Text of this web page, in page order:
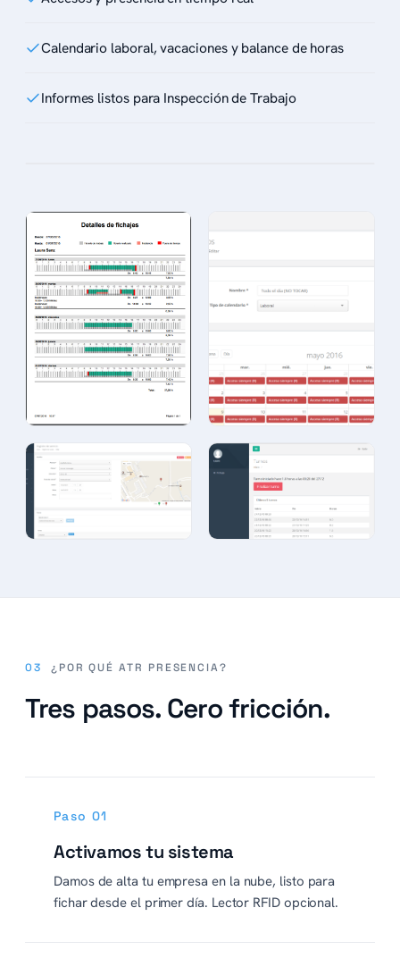
Calendario laboral, vacaciones y balance de horas
Informes listos para Inspección de Trabajo
03 ¿POR QUÉ ATR PRESENCIA?
Tres pasos. Cero fricción.
Paso 01
Activamos tu sistema
Damos de alta tu empresa en la nube, listo para
fichar desde el primer día. Lector RFID opcional.